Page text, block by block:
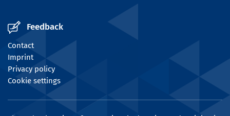
Feedback
Contact
Imprint
Privacy policy
Cookie settings